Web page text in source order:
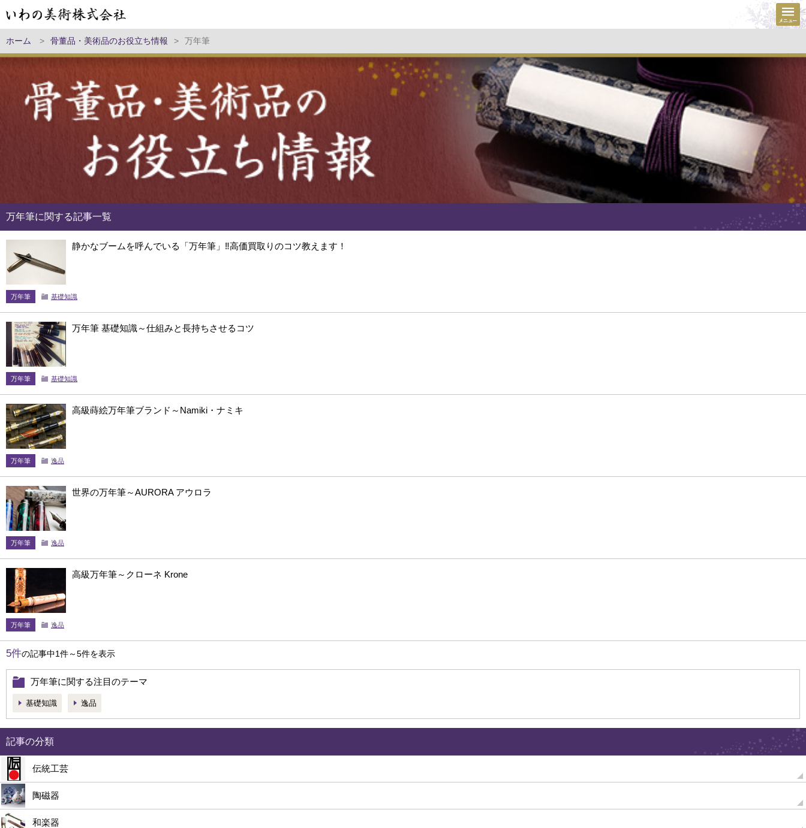
ホーム > 骨董品・美術品のお役立ち情報 > 万年筆
万年筆に関する記事一覧
静かなブームを呼んでいる「万年筆」‼高価買取りのコツ教えます！
万年筆 基礎知識
万年筆 基礎知識～仕組みと長持ちさせるコツ
万年筆 基礎知識
高級蒔絵万年筆ブランド～Namiki・ナミキ
万年筆 逸品
世界の万年筆～AURORA アウロラ
万年筆 逸品
高級万年筆～クローネ Krone
万年筆 逸品
5件の記事中1件～5件を表示
万年筆に関する注目のテーマ
基礎知識 逸品
記事の分類
伝統工芸
陶磁器
和楽器